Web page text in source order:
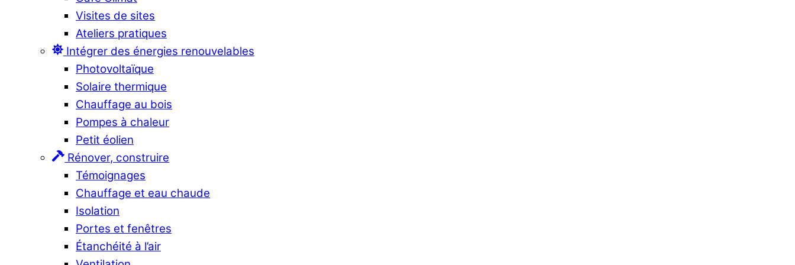
Visites de sites
Ateliers pratiques
Intégrer des énergies renouvelables
Photovoltaïque
Solaire thermique
Chauffage au bois
Pompes à chaleur
Petit éolien
Rénover, construire
Témoignages
Chauffage et eau chaude
Isolation
Portes et fenêtres
Étanchéité à l’air